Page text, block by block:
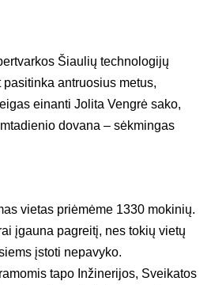
Šiaulių technologijų
antruosius metus,
einanti Jolita Vengrė sako,
dovana – sėkmingas
vietas priėmėme 1330 mokinių.
įgauna pagreitį, nes tokių vietų
įstoti nepavyko.
tapo Inžinerijos, Sveikatos